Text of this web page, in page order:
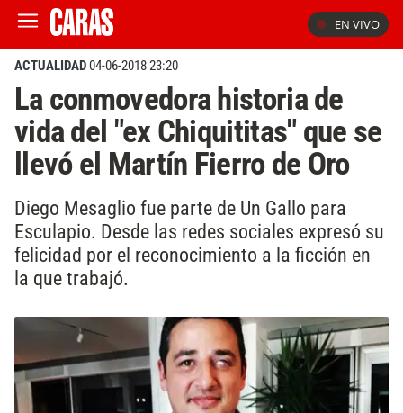
EN VIVO
ACTUALIDAD04-06-2018 23:20
La conmovedora historia de
vida del "ex Chiquititas" que se
llevó el Martín Fierro de Oro
Diego Mesaglio fue parte de Un Gallo para
Esculapio. Desde las redes sociales expresó su
felicidad por el reconocimiento a la ficción en
la que trabajó.